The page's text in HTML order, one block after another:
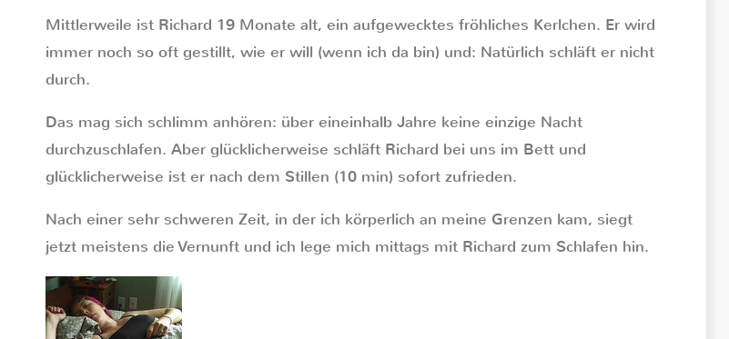
Mittlerweile ist Richard 19 Monate alt, ein aufgewecktes fröhliches Kerlchen. Er wird
immer noch so oft gestillt, wie er will (wenn ich da bin) und: Natürlich schläft er nicht
durch.
Das mag sich schlimm anhören: über eineinhalb Jahre keine einzige Nacht
durchzuschlafen. Aber glücklicherweise schläft Richard bei uns im Bett und
glücklicherweise ist er nach dem Stillen (10 min) sofort zufrieden.
Nach einer sehr schweren Zeit, in der ich körperlich an meine Grenzen kam, siegt
jetzt meistens die Vernunft und ich lege mich mittags mit Richard zum Schlafen hin.